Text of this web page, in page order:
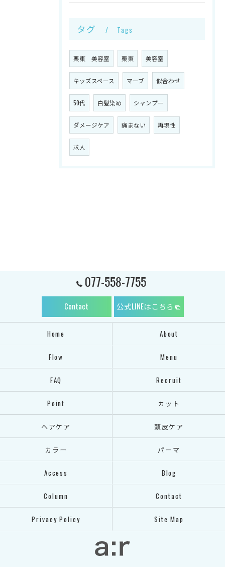
タグ Tags
栗東 美容室 栗東 美容室
キッズスペース マーブ 似合わせ
50代 白髪染め シャンプー
ダメージケア 痛まない 再現性
求人
077-558-7755
Contact 公式LINEはこちら
Home About
Flow Menu
FAQ Recruit
Point カット
ヘアケア 頭皮ケア
カラー パーマ
Access Blog
Column Contact
Privacy Policy Site Map